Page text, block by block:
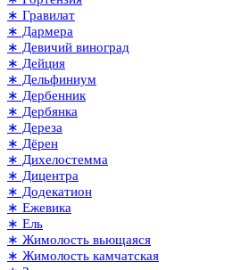
∗ Гравилат
∗ Дармера
∗ Девичий виноград
∗ Дейция
∗ Дельфиниум
∗ Дербенник
∗ Дербянка
∗ Дереза
∗ Дёрен
∗ Дихелостемма
∗ Дицентра
∗ Додекатион
∗ Ежевика
∗ Ель
∗ Жимолость вьющаяся
∗ Жимолость камчатская